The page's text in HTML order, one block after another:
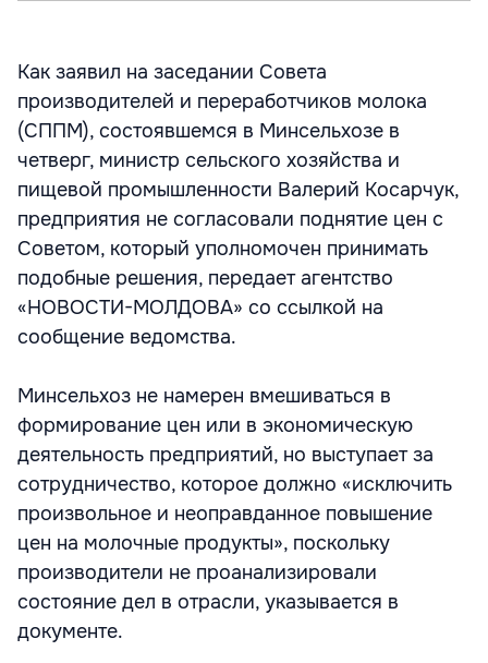
Как заявил на заседании Совета
производителей и переработчиков молока
(СППМ), состоявшемся в Минсельхозе в
четверг, министр сельского хозяйства и
пищевой промышленности Валерий Косарчук,
предприятия не согласовали поднятие цен с
Советом, который уполномочен принимать
подобные решения, передает агентство
«НОВОСТИ-МОЛДОВА» со ссылкой на
сообщение ведомства.
Минсельхоз не намерен вмешиваться в
формирование цен или в экономическую
деятельность предприятий, но выступает за
сотрудничество, которое должно «исключить
произвольное и неоправданное повышение
цен на молочные продукты», поскольку
производители не проанализировали
состояние дел в отрасли, указывается в
документе.